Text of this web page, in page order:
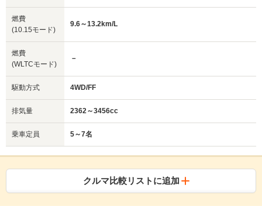
燃費
(10.15モード)
9.6～13.2km/L
燃費
(WLTCモード)
－
駆動方式 4WD/FF
排気量 2362～3456cc
乗車定員 5～7名
クルマ比較リストに追加